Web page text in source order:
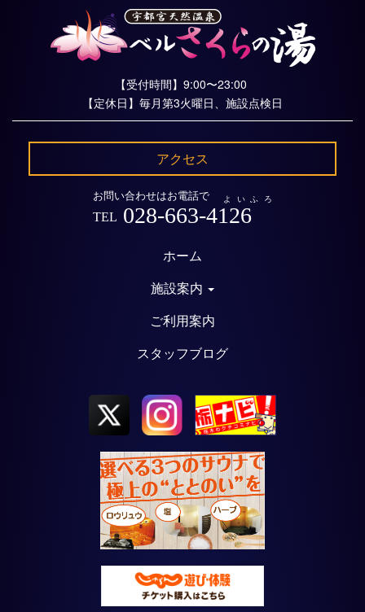
【受付時間】9:00〜23:00
【定休日】毎月第3火曜日、施設点検日
アクセス
お問い合わせはお電話で よいふろ
TEL 028-663-4126
ホーム
施設案内
ご利用案内
スタッフブログ